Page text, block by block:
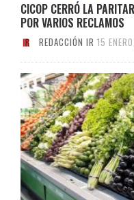
CICOP CERRÓ LA
POR VARIOS RECLAMOS
REDACCIÓN IR 15